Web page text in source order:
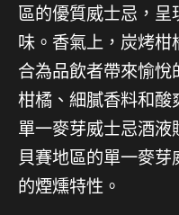
區的優質威士忌，
味。香氣上，炭烤
合為品飲者帶來愉
柑橘、細膩香料和酸
單一麥芽威士忌酒
貝賽地區的單一麥
的煙燻特性。